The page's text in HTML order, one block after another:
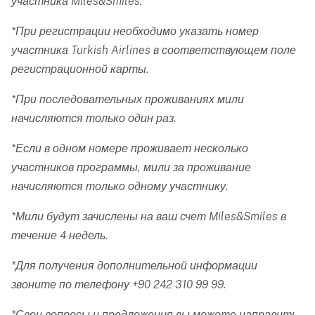
*При регистрации необходимо указать номер
участника Turkish Airlines в соответствующем поле
регистрационной карты.
*При последовательных проживаниях мили
начисляются только один раз.
*Если в одном номере проживает несколько
участников программы, мили за проживание
начисляются только одному участнику.
*Мили будут зачислены на ваш счет Miles&Smiles в
течение 4 недель.
*Для получения дополнительной информации
звоните по телефону +90 242 310 99 99.